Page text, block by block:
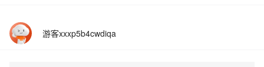
游客xxxp5b4cwdiqa